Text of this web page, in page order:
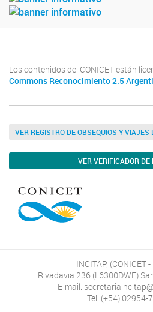
Los contenidos del CONICET están
Commons Reconocimiento 2.5
VER REGISTRO DE OBSEQUIOS Y VIAJES
VER VERIFICADOR DE
INCITAP, (CONICET
Rivadavia 236 (L6300DWF)
E-mail:
Tel: (+54) 02954-